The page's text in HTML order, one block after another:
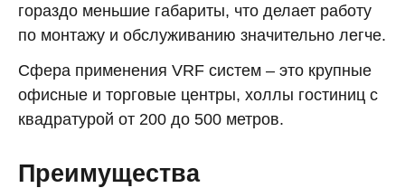
гораздо меньшие габариты, что делает работу
по монтажу и обслуживанию значительно легче.
Сфера применения VRF систем – это крупные
офисные и торговые центры, холлы гостиниц с
квадратурой от 200 до 500 метров.
Преимущества